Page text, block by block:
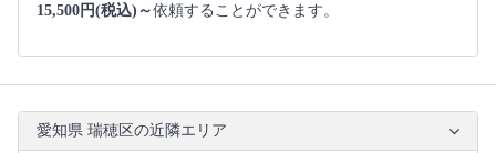
15,500円(税込)～依頼することができます。
愛知県 瑞穂区の近隣エリア